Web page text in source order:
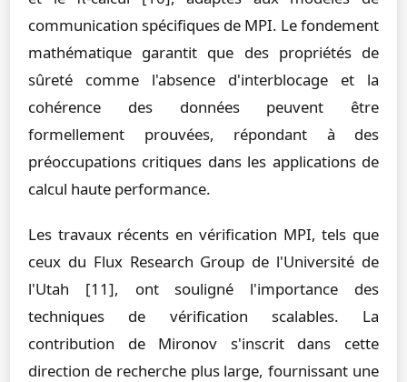
communication spécifiques de MPI. Le fondement
mathématique garantit que des propriétés de
sûreté comme l'absence d'interblocage et la
cohérence des données peuvent être
formellement prouvées, répondant à des
préoccupations critiques dans les applications de
calcul haute performance.
Les travaux récents en vérification MPI, tels que
ceux du Flux Research Group de l'Université de
l'Utah [11], ont souligné l'importance des
techniques de vérification scalables. La
contribution de Mironov s'inscrit dans cette
direction de recherche plus large, fournissant une